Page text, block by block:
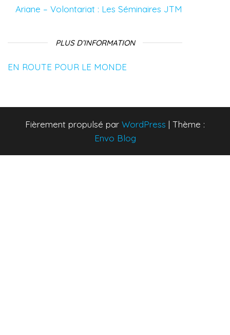
Ariane – Volontariat : Les Séminaires JTM
PLUS D’INFORMATION
EN ROUTE POUR LE MONDE
Fièrement propulsé par WordPress | Thème :
Envo Blog